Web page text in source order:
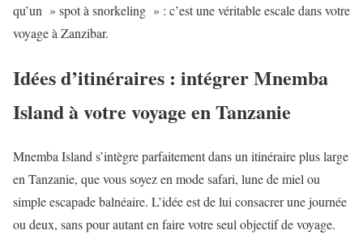
qu’un » spot à snorkeling » : c’est une véritable escale dans votre
voyage à Zanzibar.
Idées d’itinéraires : intégrer Mnemba
Island à votre voyage en Tanzanie
Mnemba Island s’intègre parfaitement dans un itinéraire plus large
en Tanzanie, que vous soyez en mode safari, lune de miel ou
simple escapade balnéaire. L’idée est de lui consacrer une journée
ou deux, sans pour autant en faire votre seul objectif de voyage.